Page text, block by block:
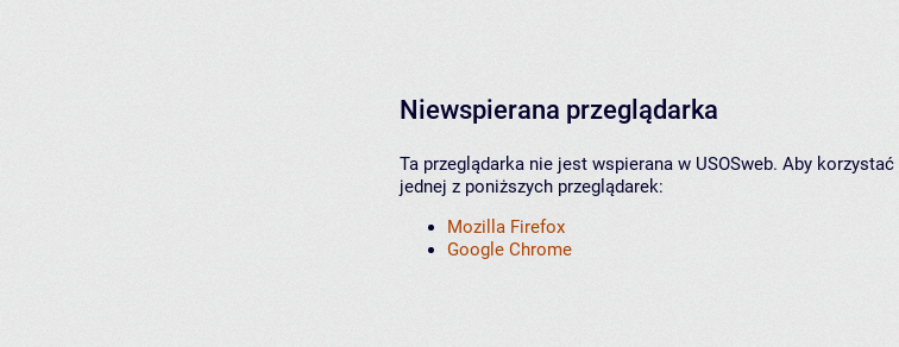
Niewspierana przeglądarka
Ta przeglądarka nie jest wspierana w USOSweb. Aby
jednej z poniższych przeglądarek:
Mozilla Firefox
Google Chrome